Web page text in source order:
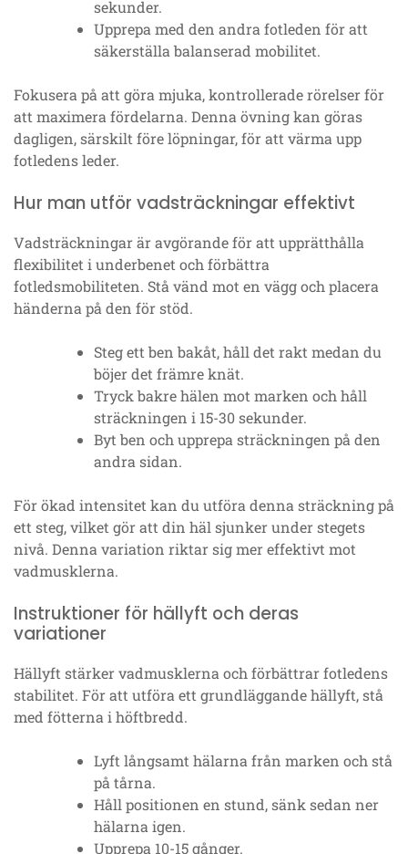
sekunder.
Upprepa med den andra fotleden för att
säkerställa balanserad mobilitet.
Fokusera på att göra mjuka, kontrollerade rörelser för
att maximera fördelarna. Denna övning kan göras
dagligen, särskilt före löpningar, för att värma upp
fotledens leder.
Hur man utför vadsträckningar effektivt
Vadsträckningar är avgörande för att upprätthålla
flexibilitet i underbenet och förbättra
fotledsmobiliteten. Stå vänd mot en vägg och placera
händerna på den för stöd.
Steg ett ben bakåt, håll det rakt medan du
böjer det främre knät.
Tryck bakre hälen mot marken och håll
sträckningen i 15-30 sekunder.
Byt ben och upprepa sträckningen på den
andra sidan.
För ökad intensitet kan du utföra denna sträckning på
ett steg, vilket gör att din häl sjunker under stegets
nivå. Denna variation riktar sig mer effektivt mot
vadmusklerna.
Instruktioner för hällyft och deras
variationer
Hällyft stärker vadmusklerna och förbättrar fotledens
stabilitet. För att utföra ett grundläggande hällyft, stå
med fötterna i höftbredd.
Lyft långsamt hälarna från marken och stå
på tårna.
Håll positionen en stund, sänk sedan ner
hälarna igen.
Upprepa 10-15 gånger.